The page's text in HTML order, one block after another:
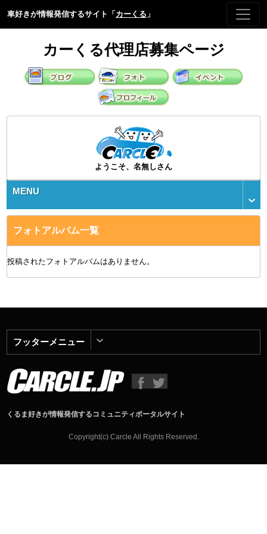
車好きが情報発信するサイト「 カーくる 」
カーくる代理店募集ページ
ようこそ、名無しさん
MENU
フォトアルバム一覧
投稿されたフォトアルバムはありません。
フッターメニュー
くるま好きが情報発信するコミュニティポータルサイト
Copyright(c) Carcle All Rights Reserved.